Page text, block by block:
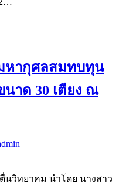
หากุศลสมทบทุน
นาด 30 เตียง ณ
นวิทยาคม นำโดย นางสาว